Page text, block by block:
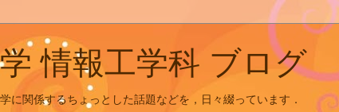
情報工学科 ブログ
に関係するちょっとした話題などを，日々綴っています．